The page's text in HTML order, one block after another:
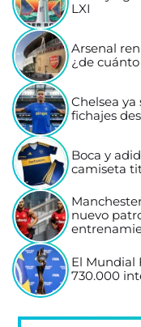
LXI
Arsenal
¿de
Chelsea
fichajes
Boca y
camiseta
nuevo
El Mundial
730.000